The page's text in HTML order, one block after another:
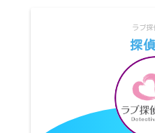
ラブ探
探